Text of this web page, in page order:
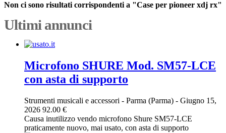
Non ci sono risultati corrispondenti a "Case per pioneer xdj rx"
Ultimi annunci
Microfono SHURE Mod. SM57-LCE
con asta di supporto
Strumenti musicali e accessori - Parma (Parma) - Giugno 15,
2026 92.00 €
Causa inutilizzo vendo microfono Shure SM57-LCE
praticamente nuovo, mai usato, con asta di supporto